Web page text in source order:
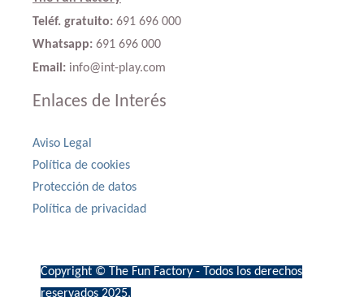
Teléf. gratuito: 691 696 000
Whatsapp: 691 696 000
Email: info@int-play.com
Enlaces de Interés
Aviso Legal
Política de cookies
Protección de datos
Política de privacidad
Copyright © The Fun Factory - Todos los derechos
reservados 2025.